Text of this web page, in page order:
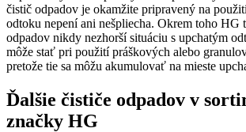
čistič odpadov je okamžite pripravený na
odtoku nepení ani nešpliecha. Okrem toho HG
odpadov nikdy nezhorší situáciu s upchatým
môže stať pri použití práškových alebo
pretože tie sa môžu akumulovať na mieste
Ďalšie čističe odpadov v
značky HG